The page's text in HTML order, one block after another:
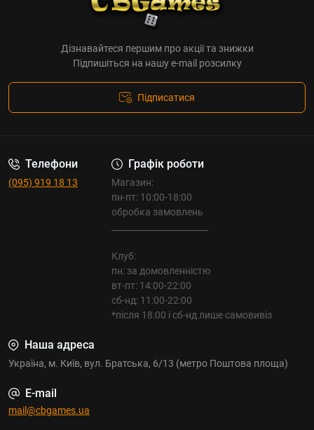
Дізнавайтеся першим про акції та знижки
Підпишіться на нашу e-mail розсилку
Підписатися
Телефони
(095) 919 18 13
Графік роботи
Магазин:
пн-пт: 10:00-18:00
обробка замовлень
Клуб:
пн: за домовленністю
вт-пт: 14:00-22:00
сб-нд: 11:00-22:00
*після 18:00 і сб-нд лише самовивіз
Наша адреса
Україна, м. Київ, вул. Братська, 6/13 (метро Поштова площа)
E-mail
mail@cbgames.ua